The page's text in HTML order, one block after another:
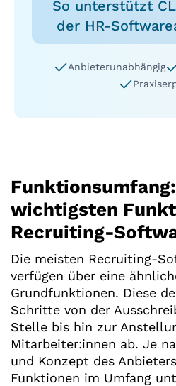
So unterstützt
der HR-
Anbieterunabhängig
wichtigsten
Recruiting-
Die meisten Recruiting-
verfügen über eine
Grundfunktionen. Diese
Schritte von der
Stelle bis hin zur
Mitarbeiter:innen ab. Je
und Konzept des
Funktionen im Umfang